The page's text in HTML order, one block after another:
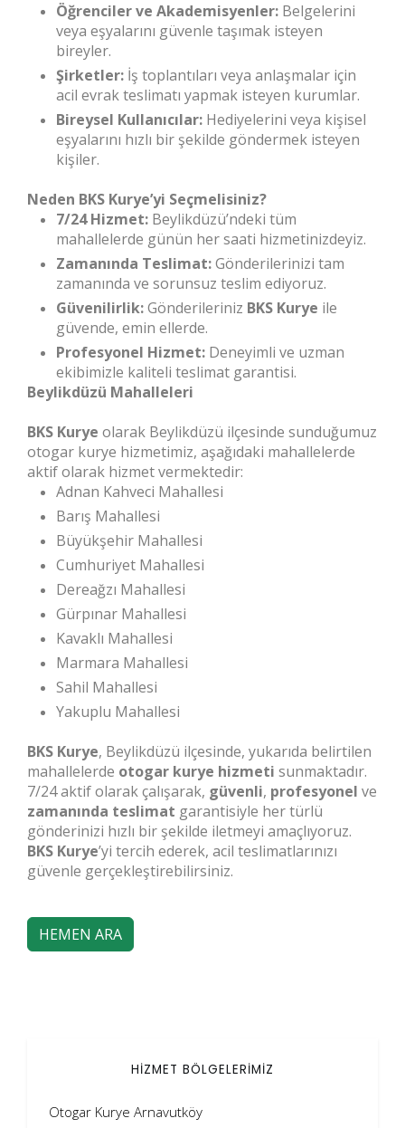
Öğrenciler ve Akademisyenler: Belgelerini
veya eşyalarını güvenle taşımak isteyen
bireyler.
Şirketler: İş toplantıları veya anlaşmalar için
acil evrak teslimatı yapmak isteyen kurumlar.
Bireysel Kullanıcılar: Hediyelerini veya kişisel
eşyalarını hızlı bir şekilde göndermek isteyen
kişiler.
Neden BKS Kurye’yi Seçmelisiniz?
7/24 Hizmet: Beylikdüzü’ndeki tüm
mahallelerde günün her saati hizmetinizdeyiz.
Zamanında Teslimat:Gönderilerinizi tam
zamanında ve sorunsuz teslim ediyoruz.
Güvenilirlik:Gönderileriniz BKS Kurye ile
güvende, emin ellerde.
Profesyonel Hizmet: Deneyimli ve uzman
ekibimizle kaliteli teslimat garantisi.
Beylikdüzü Mahalleleri
BKS Kurye olarak Beylikdüzü ilçesinde sunduğumuz
otogar kurye hizmetimiz, aşağıdaki mahallelerde
aktif olarak hizmet vermektedir:
Adnan Kahveci Mahallesi
Barış Mahallesi
Büyükşehir Mahallesi
Cumhuriyet Mahallesi
Dereağzı Mahallesi
Gürpınar Mahallesi
Kavaklı Mahallesi
Marmara Mahallesi
Sahil Mahallesi
Yakuplu Mahallesi
BKS Kurye, Beylikdüzü ilçesinde, yukarıda belirtilen
mahallelerde otogar kurye hizmeti sunmaktadır.
7/24 aktif olarak çalışarak, güvenli, profesyonel ve
zamanında teslimat garantisiyle her türlü
gönderinizi hızlı bir şekilde iletmeyi amaçlıyoruz.
BKS Kurye’yi tercih ederek, acil teslimatlarınızı
güvenle gerçekleştirebilirsiniz.
HEMEN ARA
HİZMET BÖLGELERİMİZ
Otogar Kurye Arnavutköy